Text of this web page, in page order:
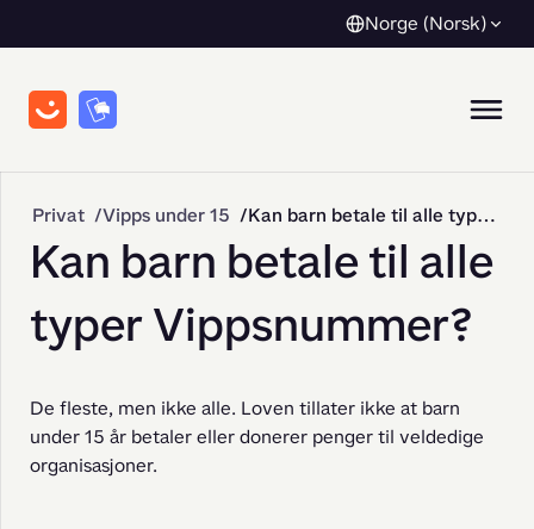
Norge (Norsk)
Privat Vipps under 15 Kan barn betale til alle typer Vippsnummer?
Kan barn betale til alle
typer Vippsnummer?
De fleste, men ikke alle. Loven tillater ikke at barn
under 15 år betaler eller donerer penger til veldedige
organisasjoner.